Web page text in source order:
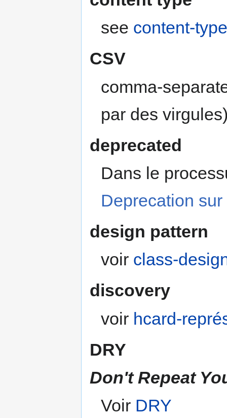
see content-
CSV
comma-
par des
deprecated
Dans le
Deprecation
design pattern
voir class-
discovery
voir hcard-
DRY
Don'tRepeat Y
Voir DRY